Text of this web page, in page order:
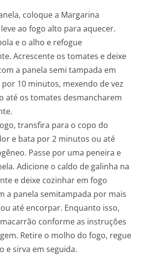
coloque a Margarina
ao fogo alto para aquecer.
e o alho e refogue
Acrescente os tomates e deixe
a panela semi tampada em
10 minutos, mexendo de vez
até os tomates desmancharem
transfira para o copo do
e bata por 2 minutos ou até
Passe por uma peneira e
Adicione o caldo de galinha na
e deixe cozinhar em fogo
a panela semitampada por mais
até encorpar. Enquanto isso,
conforme as instruções
Retire o molho do fogo, regue
e sirva em seguida.